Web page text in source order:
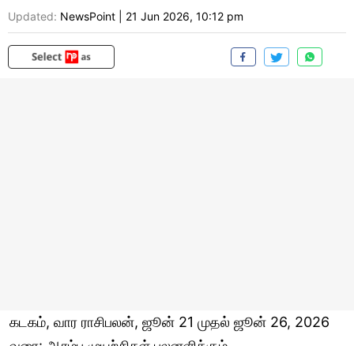
Updated: NewsPoint 21 Jun 2026, 10:12 pm
கடகம், வார ராசிபலன், ஜூன் 21 முதல் ஜூன் 26, 2026